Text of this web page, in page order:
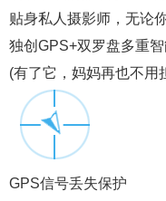
贴身私人摄影师，无论
独创GPS+双罗盘多重
(有了它，妈妈再也不用
GPS信号丢失保护